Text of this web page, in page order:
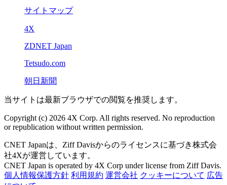
サイトマップ
4X
ZDNET Japan
Tetsudo.com
朝日新聞
当サイトは最新ブラウザでの閲覧を推奨します。
Copyright (c) 2026 4X Corp. All rights reserved. No reproduction
or republication without written permission.
CNET Japanは、Ziff Davisからのライセンスに基づき株式会
社4Xが運営しています。
CNET Japan is operated by 4X Corp under license from Ziff Davis.
個人情報保護方針 利用規約 運営会社 クッキーについて 広告